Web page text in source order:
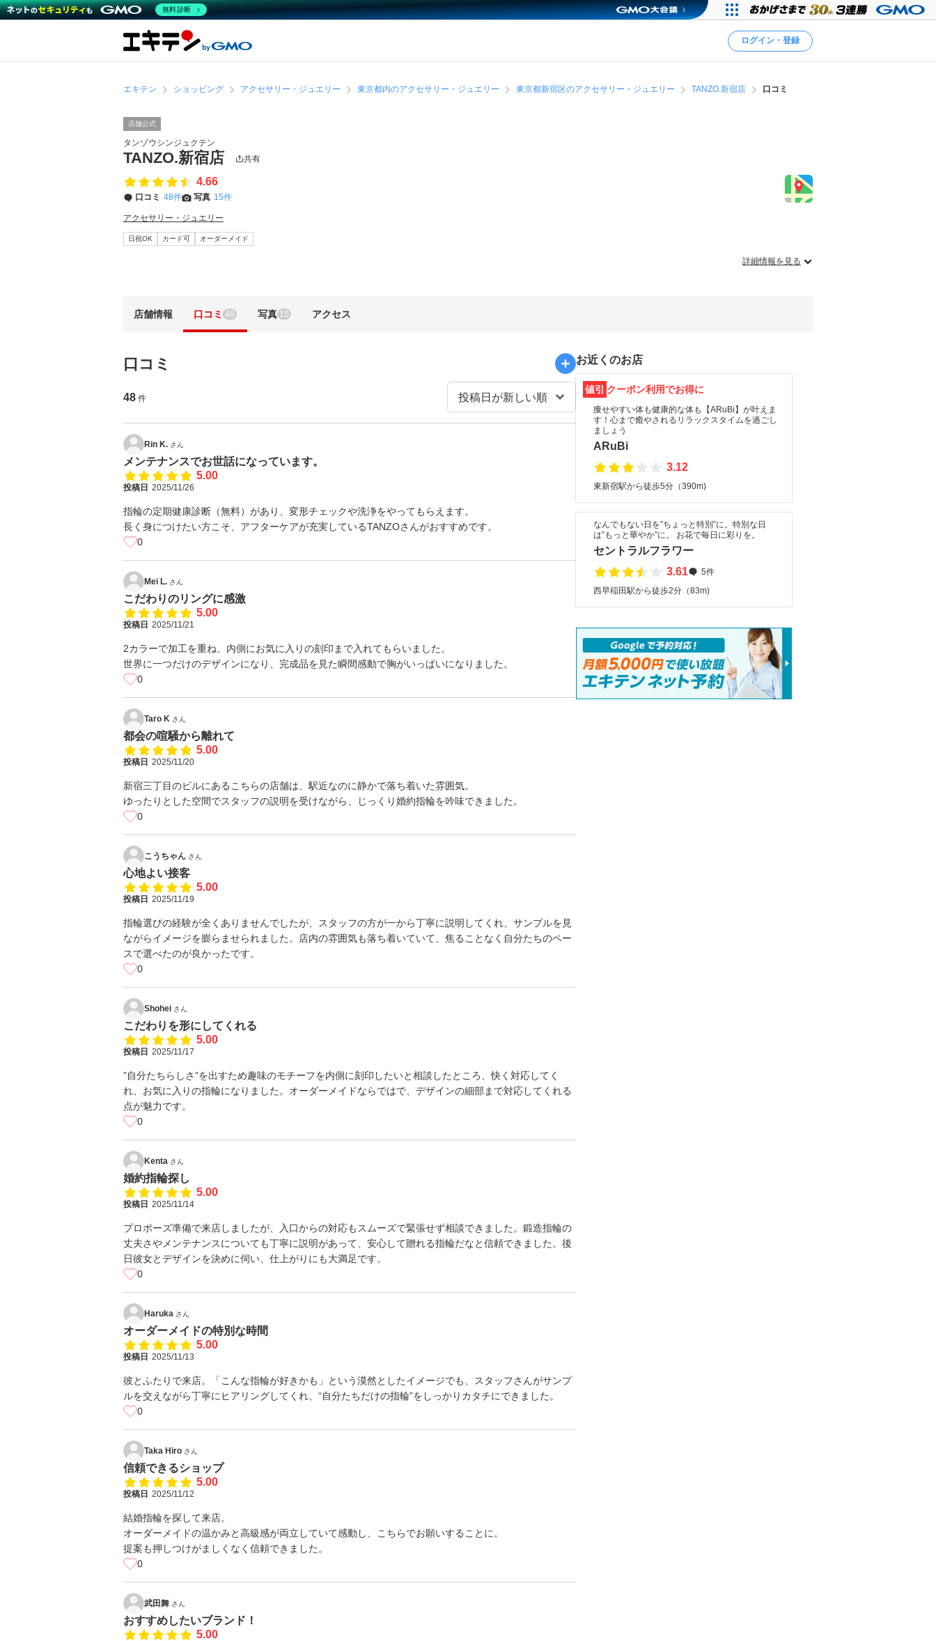
ログイン・登録
エキテン ショッピング アクセサリー・ジュエリー 東京都内のアクセサリー・ジュエリー 東京都新宿区のアクセサリー・ジュエリー TANZO.新宿店 口コミ
店舗公式
タンゾウシンジュクテン
TANZO.新宿店 共有
4.66
口コミ 48件 写真 15件
アクセサリー・ジュエリー
日祝OK カード可 オーダーメイド
詳細情報を見る
店舗情報 口コミ 48 写真 15 アクセス
口コミ
48 件
Rin K. さん
メンテナンスでお世話になっています。
5.00
投稿日 2025/11/26
指輪の定期健康診断（無料）があり、変形チェックや洗浄をやってもらえます。
長く身につけたい方こそ、アフターケアが充実しているTANZOさんがおすすめです。
0
Mei L. さん
こだわりのリングに感激
5.00
投稿日 2025/11/21
2カラーで加工を重ね、内側にお気に入りの刻印まで入れてもらいました。
世界に一つだけのデザインになり、完成品を見た瞬間感動で胸がいっぱいになりました。
0
Taro K さん
都会の喧騒から離れて
5.00
投稿日 2025/11/20
新宿三丁目のビルにあるこちらの店舗は、駅近なのに静かで落ち着いた雰囲気。
ゆったりとした空間でスタッフの説明を受けながら、じっくり婚約指輪を吟味できました。
0
こうちゃん さん
心地よい接客
5.00
投稿日 2025/11/19
指輪選びの経験が全くありませんでしたが、スタッフの方が一から丁寧に説明してくれ、サンプルを見
ながらイメージを膨らませられました。店内の雰囲気も落ち着いていて、焦ることなく自分たちのペー
スで選べたのが良かったです。
0
Shohei さん
こだわりを形にしてくれる
5.00
投稿日 2025/11/17
”自分たちらしさ”を出すため趣味のモチーフを内側に刻印したいと相談したところ、快く対応してく
れ、お気に入りの指輪になりました。オーダーメイドならではで、デザインの細部まで対応してくれる
点が魅力です。
0
Kenta さん
婚約指輪探し
5.00
投稿日 2025/11/14
プロポーズ準備で来店しましたが、入口からの対応もスムーズで緊張せず相談できました。鍛造指輪の
丈夫さやメンテナンスについても丁寧に説明があって、安心して贈れる指輪だなと信頼できました。後
日彼女とデザインを決めに伺い、仕上がりにも大満足です。
0
Haruka さん
オーダーメイドの特別な時間
5.00
投稿日 2025/11/13
彼とふたりで来店。「こんな指輪が好きかも」という漠然としたイメージでも、スタッフさんがサンプ
ルを交えながら丁寧にヒアリングしてくれ、“自分たちだけの指輪”をしっかりカタチにできました。
0
Taka Hiro さん
信頼できるショップ
5.00
投稿日 2025/11/12
結婚指輪を探して来店。
オーダーメイドの温かみと高級感が両立していて感動し、こちらでお願いすることに。
提案も押しつけがましくなく信頼できました。
0
武田舞 さん
おすすめしたいブランド！
5.00
お近くのお店
値引 クーポン利用でお得に
痩せやすい体も健康的な体も【ARuBi】が叶えま
す！心まで癒やされるリラックスタイムを過ごし
ましょう
ARuBi
3.12
東新宿駅から徒歩5分（390m)
なんでもない日を”ちょっと特別”に。特別な日
は”もっと華やか”に。 お花で毎日に彩りを。
セントラルフラワー
3.61
5件
西早稲田駅から徒歩2分（83m)
無料診断